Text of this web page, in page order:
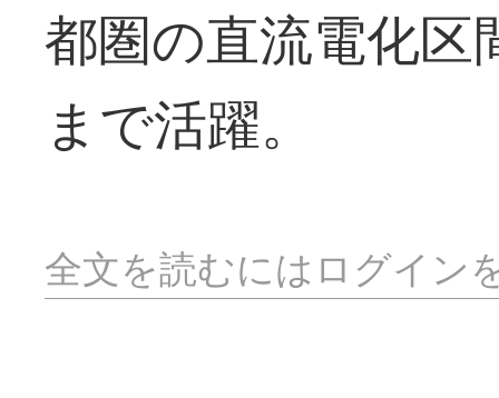
都圏の直流電化区
まで活躍。
全文を読むにはログイン